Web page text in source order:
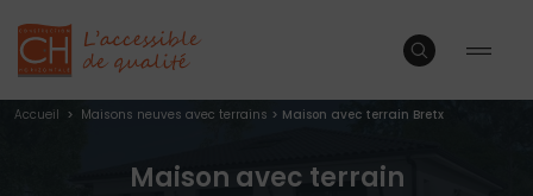
Accueil > Maisons neuves avec terrains > Maison avec terrain Bretx
Maison avec terrain